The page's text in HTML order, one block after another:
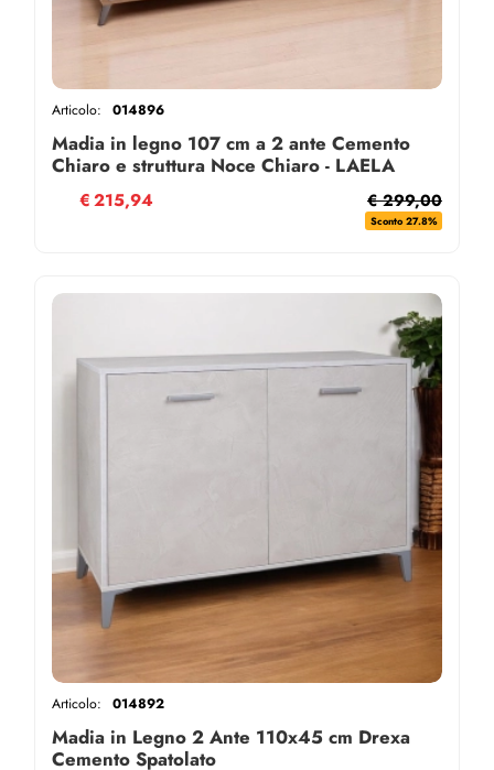
Madia in legno 107 cm a 2 ante Cemento
Chiaro e struttura Noce Chiaro - LAELA
Articolo: 014896
€ 299,00
Sconto 27.8%
€215,94
Madia in Legno 2 Ante 110x45 cm Drexa
Cemento Spatolato
Articolo: 014892